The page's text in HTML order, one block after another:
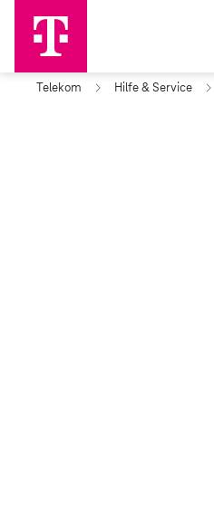
Telekom Hilfe & Service